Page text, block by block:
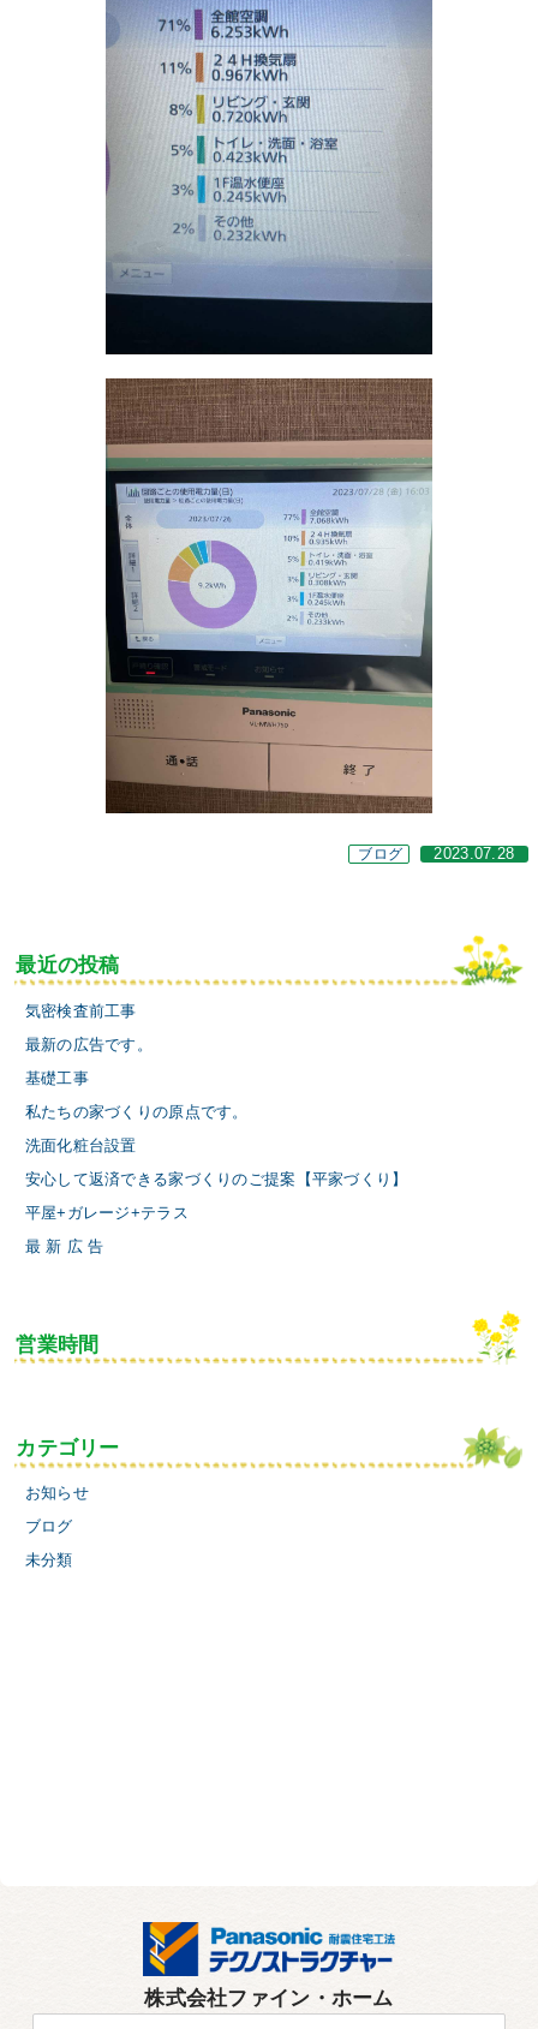
ブログ 2023.07.28
最近の投稿
気密検査前工事
最新の広告です。
基礎工事
私たちの家づくりの原点です。
洗面化粧台設置
安心して返済できる家づくりのご提案【平家づくり】
平屋+ガレージ+テラス
最 新 広 告
営業時間
カテゴリー
お知らせ
ブログ
未分類
株式会社ファイン・ホーム